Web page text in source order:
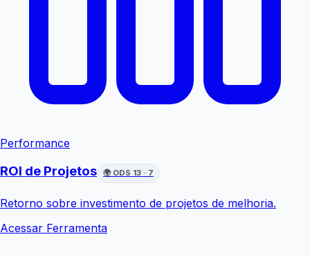
Performance
ROI de Projetos 🌍 ODS 13 · 7
Retorno sobre investimento de projetos de melhoria.
Acessar Ferramenta